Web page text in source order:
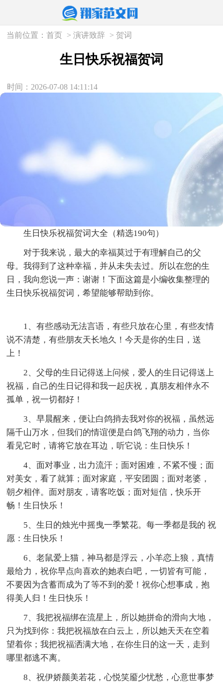
当前位置：首页 >演讲致辞 >贺词
生日快乐祝福贺词
时间：2026-07-08 14:11:14
生日快乐祝福贺词大全（精选190句）
对于我来说，最大的幸福莫过于有理解自己的父
母。我得到了这种幸福，并从未失去过。所以在您的生
日，我向您说一声：谢谢！下面这篇是小编收集整理的
生日快乐祝福贺词，希望能够帮助到你。
1、有些感动无法言语，有些只放在心里，有些友情
说不清楚，有些朋友天长地久！今天是你的生日，送
上！
2、父母的生日记得送上问候，爱人的生日记得送上
祝福，自己的生日记得和我一起庆祝，真朋友相伴永不
孤单，祝一切都好！
3、早晨醒来，便让白鸽捎去我对你的祝福，虽然远
隔千山万水，但我们的情谊便是白鸽飞翔的动力，当你
看见它时，请将它放在耳边，听它说：生日快乐！
4、面对事业，出力流汗；面对困难，不紧不慢；面
对美女，看了就算；面对家庭，平安团圆；面对老婆，
朝夕相伴。面对朋友，请客吃饭；面对短信，快乐开
畅！生日快乐！
5、生日的烛光中摇曳一季繁花。每一季都是我的 祝
愿：生日快乐！
6、老鼠爱上猫，神马都是浮云，小羊恋上狼，真情
最给力，祝你早点向喜欢的她表白吧，一切皆有可能，
不要因为含蓄而成为了等不到的爱！祝你心想事成，抱
得美人归！生日快乐！
7、我把祝福绑在流星上，所以她拼命的滑向大地，
只为找到你：我把祝福放在白云上，所以她天天在空着
望着你；我把祝福洒满大地，在你生日的这一天，走到
哪里都逃不离。
8、祝伊娇颜美若花，心悦笑靥少忧愁，心意世事梦